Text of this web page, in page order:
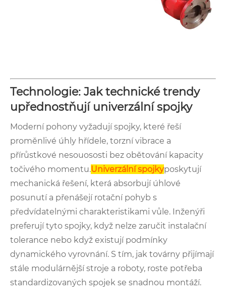
Technologie: Jak technické trendy
upřednostňují univerzální spojky
Moderní pohony vyžadují spojky, které řeší
proměnlivé úhly hřídele, torzní vibrace a
přírůstkové nesouososti bez obětování kapacity
točivého momentu.Univerzální spojkyposkytují
mechanická řešení, která absorbují úhlové
posunutí a přenášejí rotační pohyb s
předvídatelnými charakteristikami vůle. Inženýři
preferují tyto spojky, když nelze zaručit instalační
tolerance nebo když existují podmínky
dynamického vyrovnání. S tím, jak továrny přijímají
stále modulárnější stroje a roboty, roste potřeba
standardizovaných spojek se snadnou montáží.